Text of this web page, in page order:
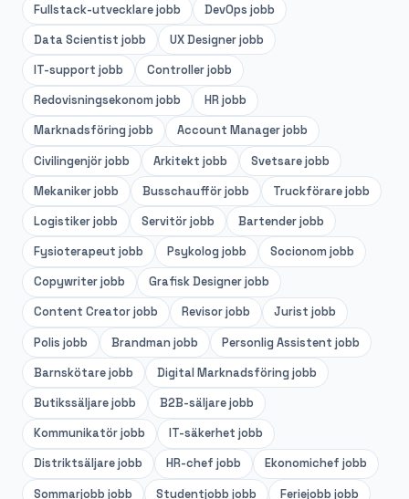
Fullstack-utvecklarejobb DevOps jobb
Data Scientist jobb UX Designerjobb
IT-support jobb Controllerjobb
Redovisningsekonom jobb HR jobb
Marknadsföring jobb Account Managerjobb
Civilingenjörjobb Arkitekt jobb Svetsarejobb
Mekanikerjobb Busschaufförjobb Truckförarejobb
Logistikerjobb Servitörjobb Bartenderjobb
Fysioterapeut jobb Psykolog jobb Socionom jobb
Copywriterjobb Grafisk Designerjobb
Content Creatorjobb Revisorjobb Jurist jobb
Polis jobb Brandman jobb Personlig Assistent jobb
Barnskötarejobb Digital Marknadsföring jobb
Butikssäljarejobb B2B-säljarejobb
Kommunikatörjobb IT-säkerhet jobb
Distriktsäljarejobb HR-chef jobb Ekonomichef jobb
Sommarjobb jobb Studentjobb jobb Feriejobb jobb